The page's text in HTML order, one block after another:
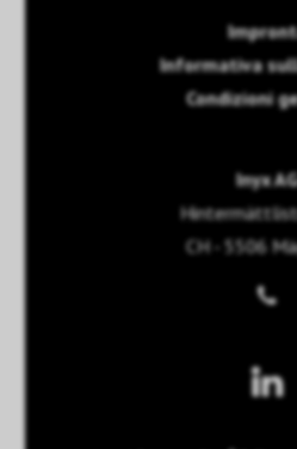
Informativa
Condizioni
Inyx
CH - 5506